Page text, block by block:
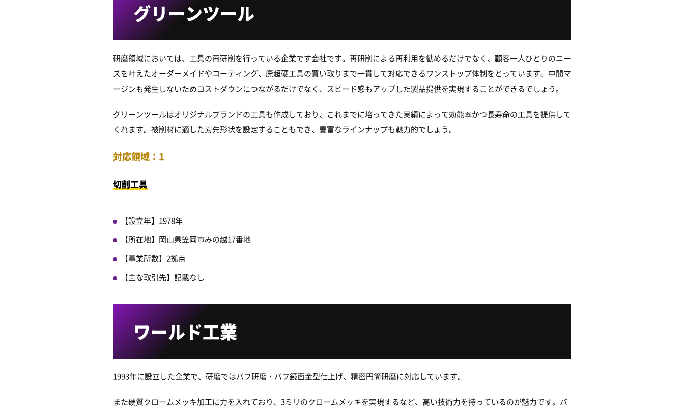
グリーンツール
研磨領域においては、工具の再研削を行っている企業です会社です。再研削による再利用を勧めるだけでなく、顧客一人ひとりのニー
ズを叶えたオーダーメイドやコーティング、廃超硬工具の買い取りまで一貫して対応できるワンストップ体制をとっています。中間マ
ージンも発生しないためコストダウンにつながるだけでなく、スピード感もアップした製品提供を実現することができるでしょう。
グリーンツールはオリジナルブランドの工具も作成しており、これまでに培ってきた実績によって効能率かつ長寿命の工具を提供して
くれます。被削材に適した刃先形状を設定することもでき、豊富なラインナップも魅力的でしょう。
対応領域：1
切削工具
【設立年】1978年
【所在地】岡山県笠岡市みの越17番地
【事業所数】2拠点
【主な取引先】記載なし
ワールド工業
1993年に設立した企業で、研磨ではバフ研磨・バフ鏡面金型仕上げ、精密円筒研磨に対応しています。
また硬質クロームメッキ加工に力を入れており、3ミリのクロームメッキを実現するなど、高い技術力を持っているのが魅力です。バ